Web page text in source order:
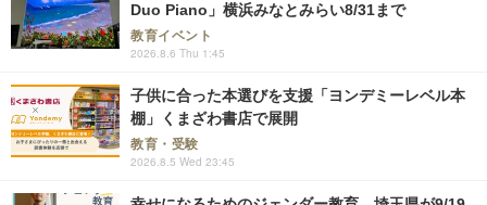
Duo Piano」横浜みなとみらい8/31まで
教育イベント
2026.8.6 Thu 1:45
子供に合った本選びを支援「ヨンデミーレベル本
棚」くまざわ書店で展開
教育・受験
2026.8.5 Wed 23:45